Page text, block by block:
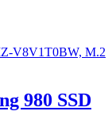
980 SSD